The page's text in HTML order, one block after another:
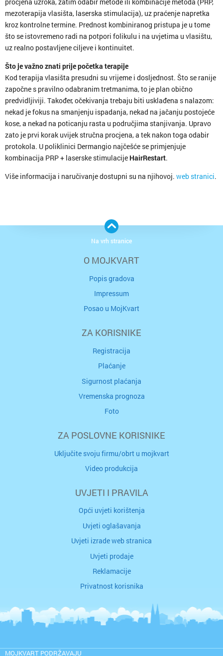
mezoterapija vlasišta, laserska stimulacija), uz praćenje napretka
kroz kontrolne termine. Prednost kombiniranog pristupa je u tome
što se istovremeno radi na potpori folikulu i na uvjetima u vlasištu,
uz realno postavljene ciljeve i kontinuitet.
Što je važno znati prije početka terapije
Kod terapija vlasišta presudni su vrijeme i dosljednost. Što se ranije
započne s pravilno odabranim tretmanima, to je plan obično
predvidljiviji. Također, očekivanja trebaju biti usklađena s nalazom:
nekad je fokus na smanjenju ispadanja, nekad na jačanju postojeće
kose, a nekad na poticanju rasta u područjima stanjivanja. Upravo
zato je prvi korak uvijek stručna procjena, a tek nakon toga odabir
protokola. U poliklinici Dermangio najčešće se primjenjuje
kombinacija PRP + laserske stimulacije HairRestart.
Više informacija i naručivanje dostupni su na njihovoj. web stranici.
O MOJKVART
Popis gradova
Impressum
Posao u MojKvart
ZA KORISNIKE
Registracija
Plaćanje
Sigurnost plaćanja
Vremenska prognoza
Foto
ZA POSLOVNE KORISNIKE
Uključite svoju firmu/obrt u mojkvart
Video produkcija
UVJETI I PRAVILA
Opći uvjeti korištenja
Uvjeti oglašavanja
Uvjeti izrade web stranica
Uvjeti prodaje
Reklamacije
Privatnost korisnika
MOJKVART PODRŽAVAJU
Na vrh stranice